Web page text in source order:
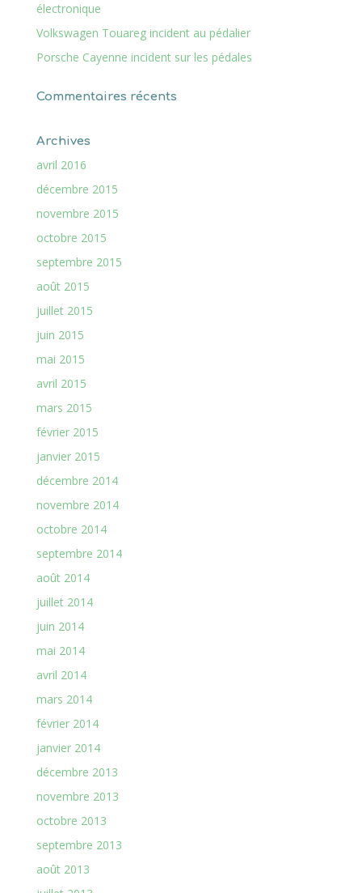
électronique
Volkswagen Touareg incident au pédalier
Porsche Cayenne incident sur les pédales
Commentaires récents
Archives
avril 2016
décembre 2015
novembre 2015
octobre 2015
septembre 2015
août 2015
juillet 2015
juin 2015
mai 2015
avril 2015
mars 2015
février 2015
janvier 2015
décembre 2014
novembre 2014
octobre 2014
septembre 2014
août 2014
juillet 2014
juin 2014
mai 2014
avril 2014
mars 2014
février 2014
janvier 2014
décembre 2013
novembre 2013
octobre 2013
septembre 2013
août 2013